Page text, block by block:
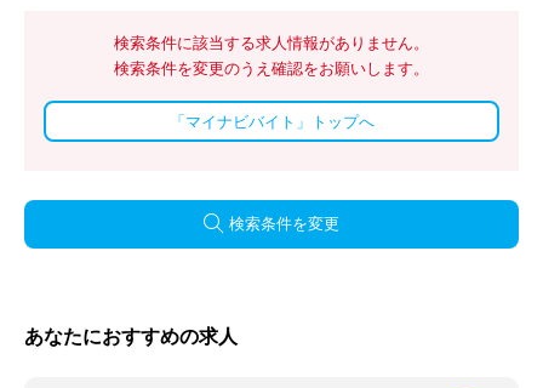
検索条件に該当する求人情報がありません。
検索条件を変更のうえ確認をお願いします。
「マイナビバイト」トップへ
検索条件を変更
あなたにおすすめの求人